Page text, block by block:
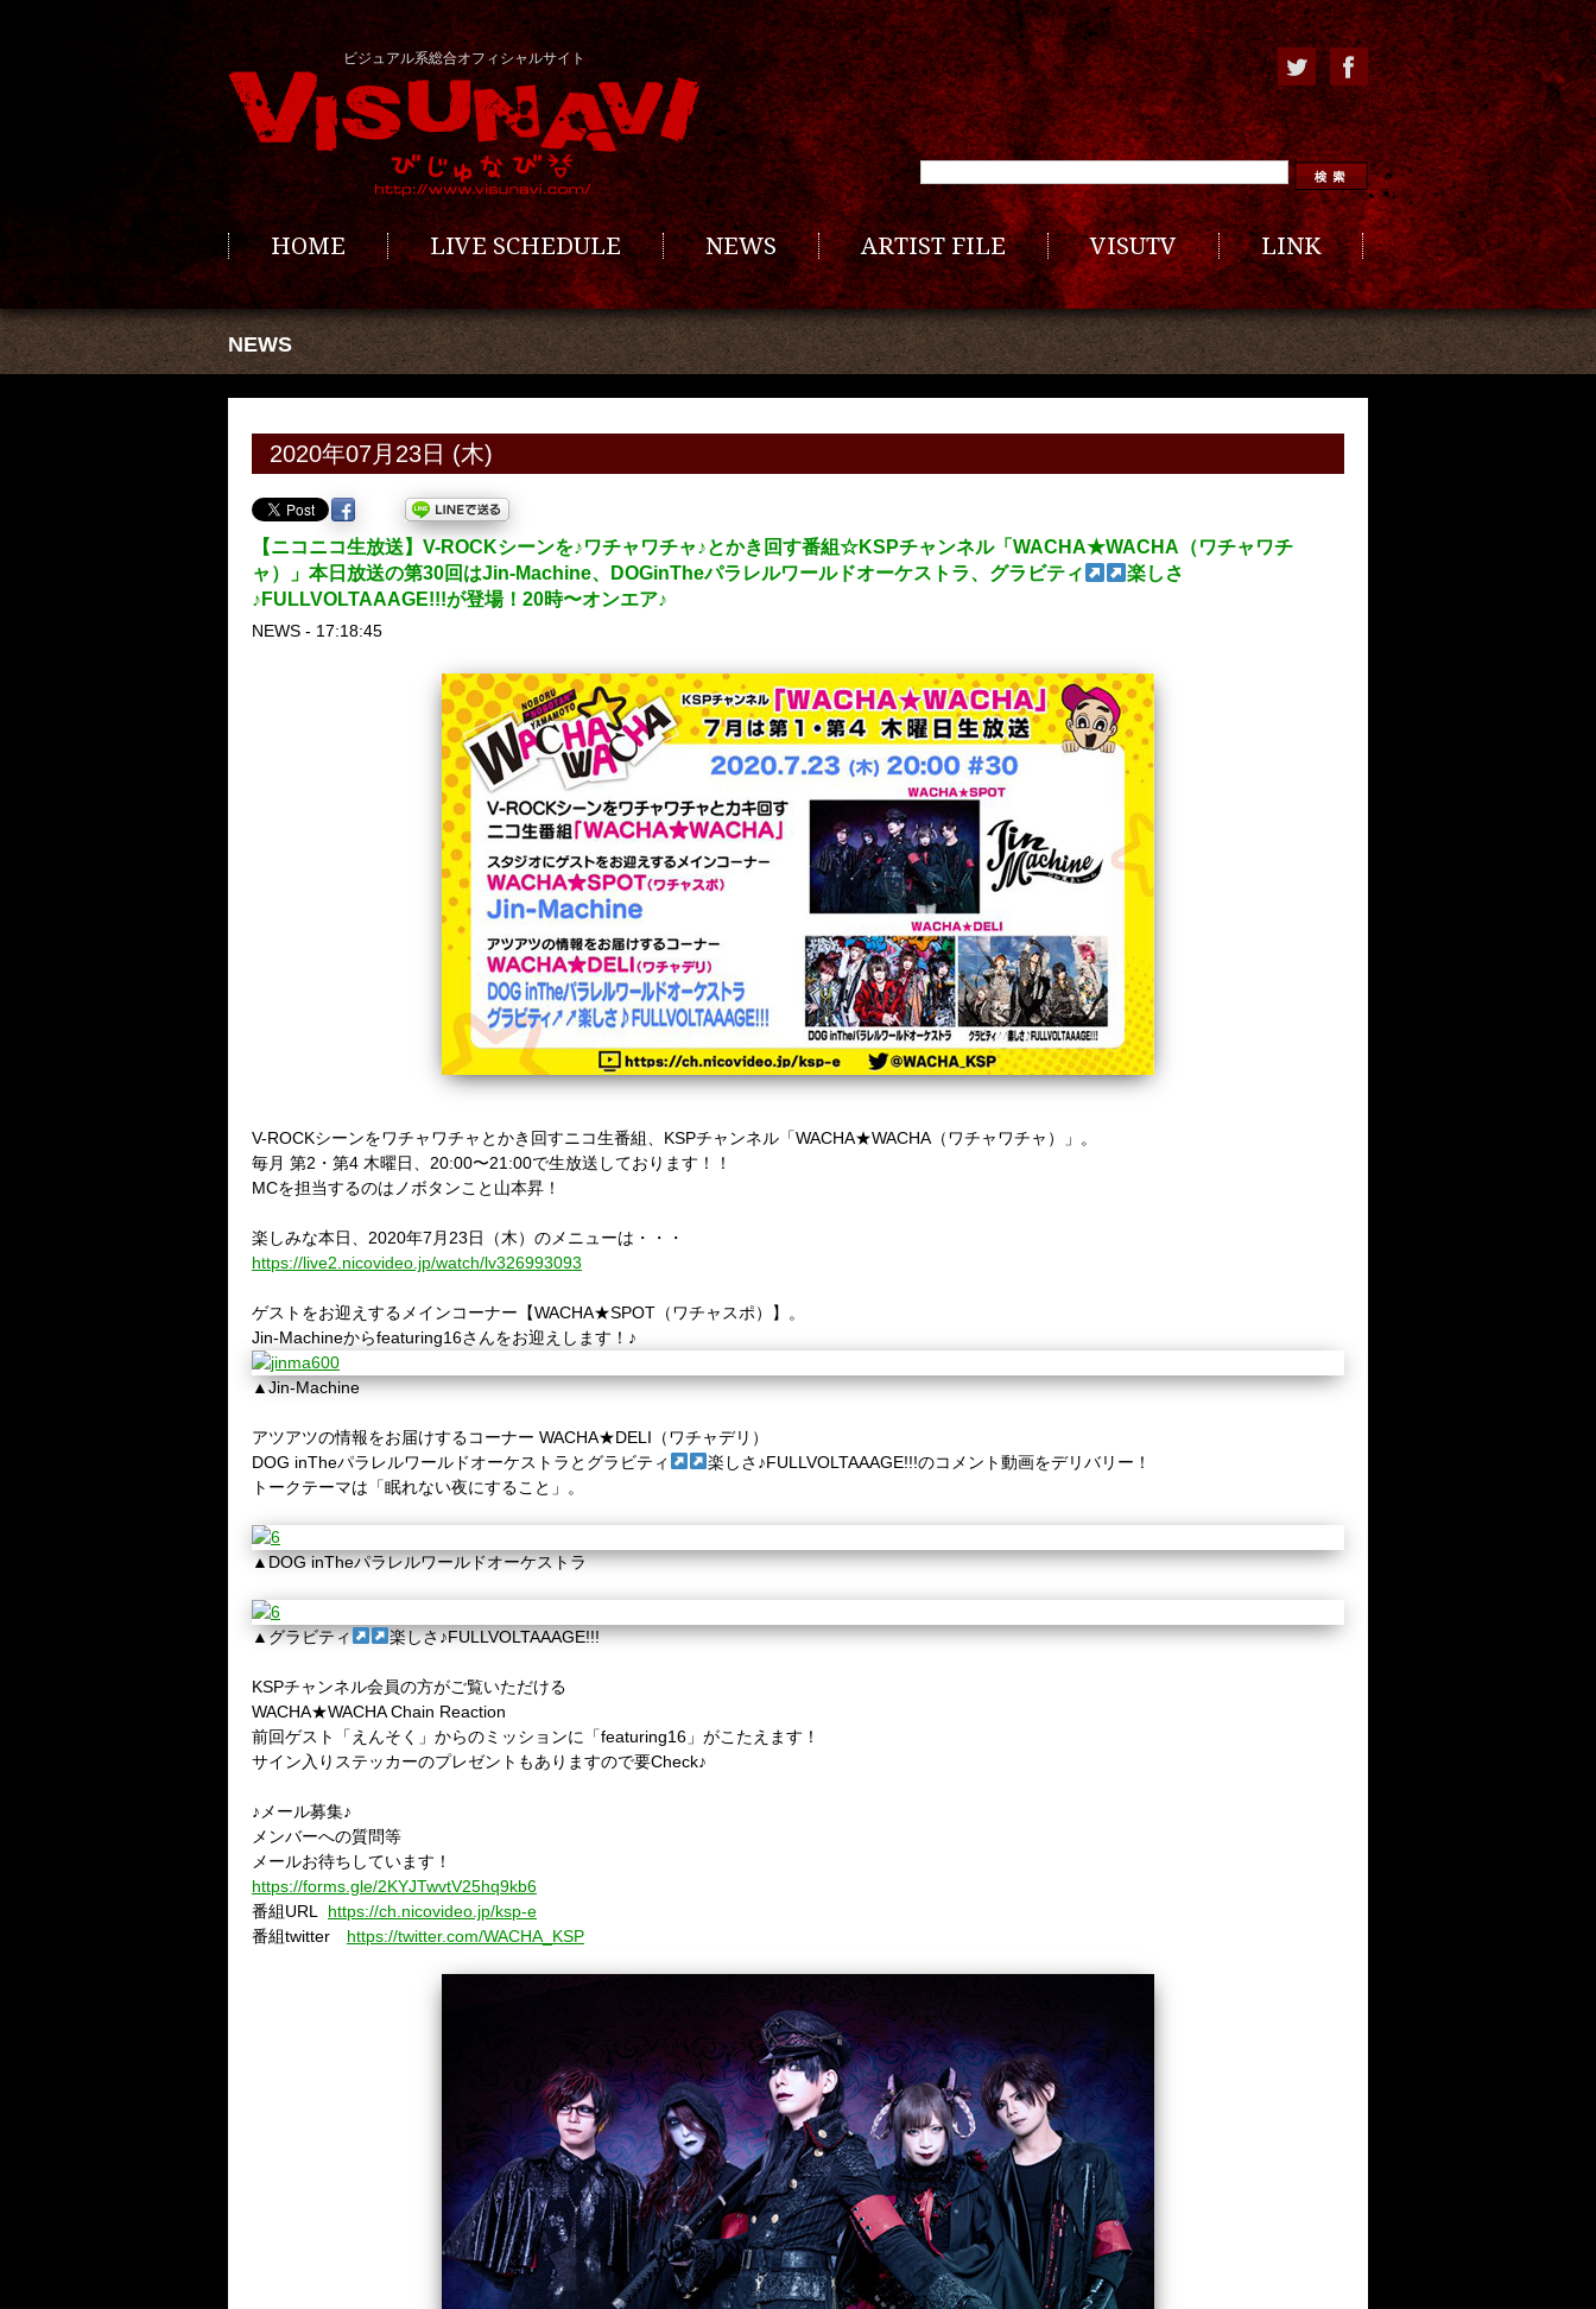
ビジュアル系総合オフィシャルサイト
HOME LIVE SCHEDULE NEWS ARTIST FILE VISUTV LINK
NEWS
2020年07月23日 (木)
【ニコニコ生放送】V-ROCKシーンを♪ワチャワチャ♪とかき回す番組☆KSPチャンネル「WACHA★WACHA（ワチャワチ
ャ）」本日放送の第30回はJin-Machine、DOGinTheパラレルワールドオーケストラ、グラビティ
楽しさ
♪FULLVOLTAAAGE!!!が登場！20時〜オンエア♪
NEWS - 17:18:45
V-ROCKシーンをワチャワチャとかき回すニコ生番組、 KSPチャンネル「WACHA★WACHA （ワチャワチャ）」。
毎月 第2 ・第4 木曜日、 20:00〜21:00で生放送しております！！
MCを担当するのはノボタンこと山本昇！
楽しみな本日、 2020年7 月23日（木）のメニューは・・・
https://live2.nicovideo.jp/watch/lv326993093
ゲストをお迎えするメインコーナー【WACHA★SPOT （ワチャスポ）】。
Jin-Machineからfeaturing16さんをお迎えします！♪
▲Jin-Machine
アツアツの情報をお届けするコーナー WACHA★DELI（ワチャデリ）
DOG inTheパラレルワールドオーケストラ と グラビティ 楽しさ♪FULLVOLTAAAGE!!!のコメント動画をデリバリー！
トークテーマは「眠れない夜にすること」。
▲DOG inTheパラレルワールドオーケストラ
▲グラビティ 楽しさ♪FULLVOLTAAAGE!!!
KSPチャンネル会員の方がご覧いただける
WACHA★WACHA Chain Reaction
前回ゲスト「えんそく」からのミッションに「featuring16」がこたえます！
サイン入りステッカーのプレゼントもありますので要Check♪
♪メール募集♪
メンバーへの質問等
メールお待ちしています！
https://forms.gle/2KYJTwvtV25hq9kb6
番組URL
https://ch.nicovideo.jp/ksp-e
番組twitter https://twitter.com/WACHA_KSP